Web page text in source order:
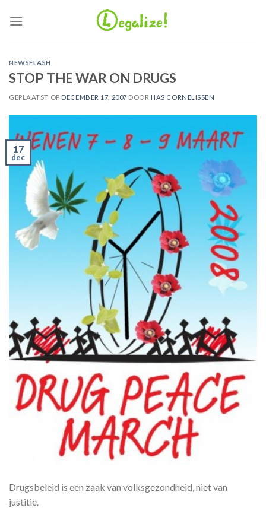
naar
NEWSFLASH
STOP THE WAR ON DRUGS
GEPLAATST OP DECEMBER 17, 2007 DOOR HAS CORNELISSEN
17
dec
Drugsbeleid is een zaak van volksgezondheid, niet van
justitie.